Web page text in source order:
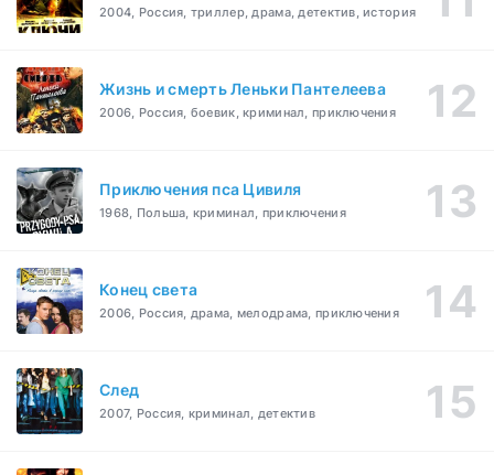
2004, Россия, триллер, драма, детектив, история
Жизнь и смерть Леньки Пантелеева
2006, Россия, боевик, криминал, приключения
Приключения пса Цивиля
1968, Польша, криминал, приключения
Конец света
2006, Россия, драма, мелодрама, приключения
След
2007, Россия, криминал, детектив